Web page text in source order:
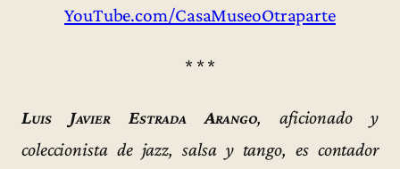
YouTube.com/CasaMuseoOtraparte
* * *
Luis Javier Estrada Arango, aficionado y
coleccionista de jazz, salsa y tango, es contador